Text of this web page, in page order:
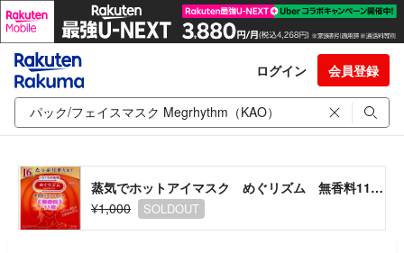
ログイン 会員登録
蒸気でホットアイマスク めぐリズム 無香料11枚 kao めぐりズム
¥1,000
SOLDOUT